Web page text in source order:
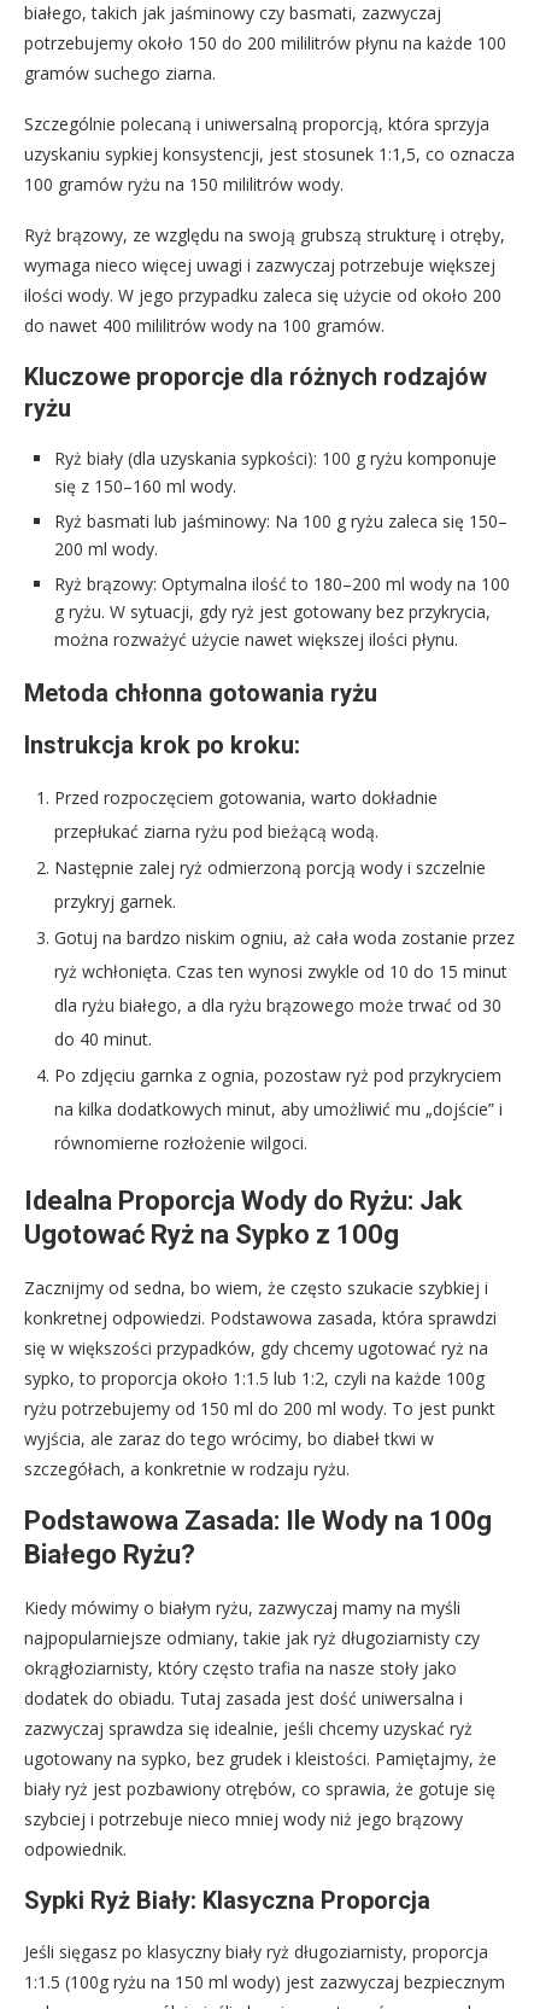
białego, takich jak jaśminowy czy basmati, zazwyczaj
potrzebujemy około 150 do 200 mililitrów płynu na każde 100
gramów suchego ziarna.
Szczególnie polecaną i uniwersalną proporcją, która sprzyja
uzyskaniu sypkiej konsystencji, jest stosunek 1:1,5, co oznacza
100 gramów ryżu na 150 mililitrów wody.
Ryż brązowy, ze względu na swoją grubszą strukturę i otręby,
wymaga nieco więcej uwagi i zazwyczaj potrzebuje większej
ilości wody. W jego przypadku zaleca się użycie od około 200
do nawet 400 mililitrów wody na 100 gramów.
Kluczowe proporcje dla różnych rodzajów
ryżu
Ryż biały (dla uzyskania sypkości): 100 g ryżu komponuje
się z 150–160 ml wody.
Ryż basmati lub jaśminowy: Na 100 g ryżu zaleca się 150–
200 ml wody.
Ryż brązowy: Optymalna ilość to 180–200 ml wody na 100
g ryżu. W sytuacji, gdy ryż jest gotowany bez przykrycia,
można rozważyć użycie nawet większej ilości płynu.
Metoda chłonna gotowania ryżu
Instrukcja krok po kroku:
Przed rozpoczęciem gotowania, warto dokładnie
przepłukać ziarna ryżu pod bieżącą wodą.
Następnie zalej ryż odmierzoną porcją wody i szczelnie
przykryj garnek.
Gotuj na bardzo niskim ogniu, aż cała woda zostanie przez
ryż wchłonięta. Czas ten wynosi zwykle od 10 do 15 minut
dla ryżu białego, a dla ryżu brązowego może trwać od 30
do 40 minut.
Po zdjęciu garnka z ognia, pozostaw ryż pod przykryciem
na kilka dodatkowych minut, aby umożliwić mu „dojście” i
równomierne rozłożenie wilgoci.
Idealna Proporcja Wody do Ryżu: Jak
Ugotować Ryż na Sypko z 100g
Zacznijmy od sedna, bo wiem, że często szukacie szybkiej i
konkretnej odpowiedzi. Podstawowa zasada, która sprawdzi
się w większości przypadków, gdy chcemy ugotować ryż na
sypko, to proporcja około 1:1.5 lub 1:2, czyli na każde 100g
ryżu potrzebujemy od 150 ml do 200 ml wody. To jest punkt
wyjścia, ale zaraz do tego wrócimy, bo diabeł tkwi w
szczegółach, a konkretnie w rodzaju ryżu.
Podstawowa Zasada: Ile Wody na 100g
Białego Ryżu?
Kiedy mówimy o białym ryżu, zazwyczaj mamy na myśli
najpopularniejsze odmiany, takie jak ryż długoziarnisty czy
okrągłoziarnisty, który często trafia na nasze stoły jako
dodatek do obiadu. Tutaj zasada jest dość uniwersalna i
zazwyczaj sprawdza się idealnie, jeśli chcemy uzyskać ryż
ugotowany na sypko, bez grudek i kleistości. Pamiętajmy, że
biały ryż jest pozbawiony otrębów, co sprawia, że gotuje się
szybciej i potrzebuje nieco mniej wody niż jego brązowy
odpowiednik.
Sypki Ryż Biały: Klasyczna Proporcja
Jeśli sięgasz po klasyczny biały ryż długoziarnisty, proporcja
1:1.5 (100g ryżu na 150 ml wody) jest zazwyczaj bezpiecznym